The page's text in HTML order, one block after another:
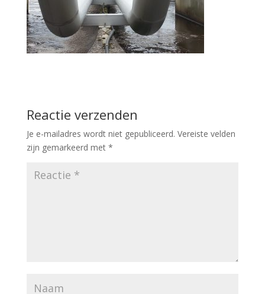
Reactie verzenden
Je e-mailadres wordt niet gepubliceerd. Vereiste velden
zijn gemarkeerd met *